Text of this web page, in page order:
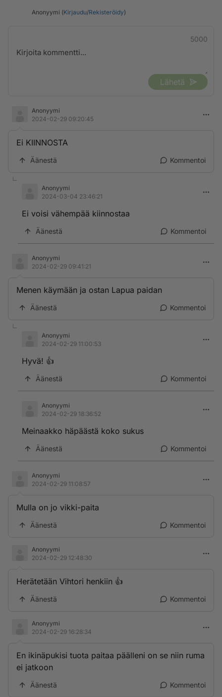
Anonyymi (Kirjaudu/Rekisteröidy)
5000
Lähetä
Anonyymi
2024-02-29 09:20:45
Ei KIINNOSTA
Äänestä Kommentoi
Anonyymi
2024-03-04 23:46:21
Ei voisi vähempää kiinnostaa
Äänestä Kommentoi
Anonyymi
2024-02-29 09:41:21
Menen käymään ja ostan Lapua paidan
Äänestä Kommentoi
Anonyymi
2024-02-29 11:00:53
Hyvä! 👍
Äänestä Kommentoi
Anonyymi
2024-02-29 18:36:52
Meinaakko häpäästä koko sukus
Äänestä Kommentoi
Anonyymi
2024-02-29 11:08:57
Mulla on jo vikki-paita
Äänestä Kommentoi
Anonyymi
2024-02-29 12:48:30
Herätetään Vihtori henkiin 👍
Äänestä Kommentoi
Anonyymi
2024-02-29 16:28:34
En ikinäpukisi tuota paitaa päälleni on se niin ruma
ei jatkoon
Äänestä Kommentoi